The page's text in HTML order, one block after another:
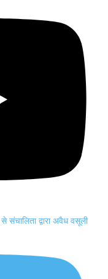
द्वारा अवैध वसूली